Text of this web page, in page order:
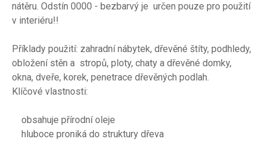
nátěru. Odstín 0000 - bezbarvý je určen pouze pro použití
v interiéru!!
Příklady použití: zahradní nábytek, dřevěné štíty, podhledy,
obložení stěn a stropů, ploty, chaty a dřevěné domky,
okna, dveře, korek, penetrace dřevěných podlah.
Klíčové vlastnosti:
obsahuje přírodní oleje
hluboce proniká do struktury dřeva